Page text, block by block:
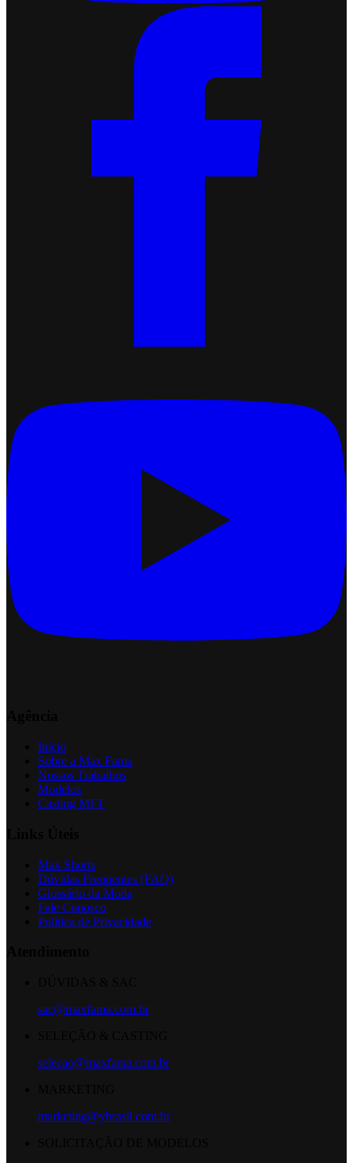
Início
Sobre a Max Fama
Nossos Trabalhos
Modelos
Casting MFT
Max Shorts
Dúvidas Frequentes (FAQ)
Glossário da Moda
Fale Conosco
Política de Privacidade
sac@maxfama.com.br
selecao@maxfama.com.br
marketing@ybrasil.com.br